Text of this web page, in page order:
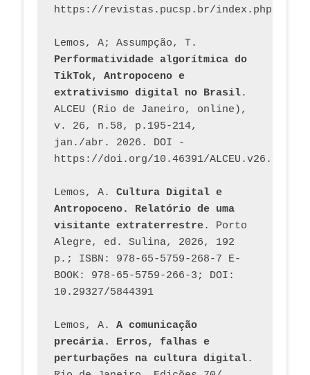
Performatividade algorítmica do
TikTok, Antropoceno e
extrativismo digital no Brasil.
ALCEU (Rio de Janeiro, online),
v. 26, n.58, p.195-214,
jan./abr. 2026. DOI -
https://doi.org/10.46391/
Lemos, A. Cultura Digital e
Antropoceno. Relatório de uma
visitante extraterrestre. Porto
Alegre, ed. Sulina, 2026, 192
p.; ISBN: 978-65-5759-268-7 E-
BOOK: 978-65-5759-266-3; DOI:
10.29327/5844391
Lemos, A. A comunicação
precária. Erros, falhas e
perturbações na cultura digital.